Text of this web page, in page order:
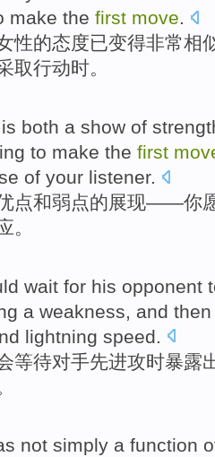
make the first move.
性的态度已变得非常相
取行动时。
is both a show of
to make the first
of your listener.
点和弱点的展现——你
。
wait for his opponent
a weakness and then
lightning speed
等待对手先进攻时暴露
。
not simply a function